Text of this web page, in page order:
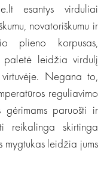
esantys virduliai
novatoriškumu ir
plieno korpusas,
paletė leidžia virdulį
Negana to,
reguliavimo
gėrimams paruošti ir
reikalinga skirtinga
mygtukas leidžia jums